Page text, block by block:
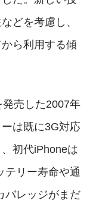
どを考慮し、
ら利用する傾
売した2007年
は既に3G対応
初代iPhoneは
テリー寿命や通
バレッジがまだ